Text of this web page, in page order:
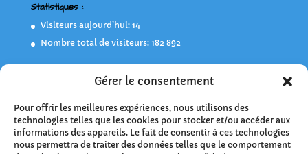
Gérer le consentement
Pour offrir les meilleures expériences, nous utilisons des
technologies telles que les cookies pour stocker et/ou accéder aux
informations des appareils. Le fait de consentir à ces technologies
nous permettra de traiter des données telles que le comportement
Statistiques :
Visiteurs aujourd’hui: 14
Nombre total de visiteurs: 182 892